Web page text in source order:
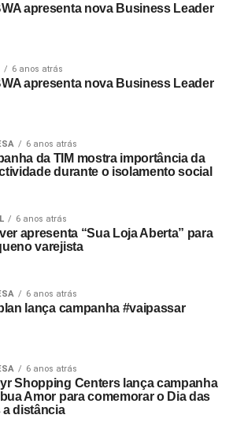
apresenta nova Business Leader
6 anos atrás
apresenta nova Business Leader
6 anos atrás
da TIM mostra importância da
durante o isolamento social
6 anos atrás
apresenta “Sua Loja Aberta” para
varejista
6 anos atrás
lança campanha #vaipassar
6 anos atrás
Shopping Centers lança campanha
Amor para comemorar o Dia das
a distância